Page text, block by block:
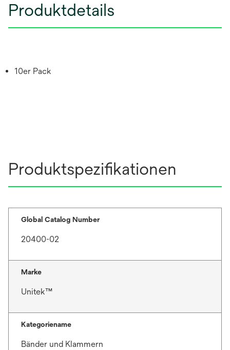
Produktdetails
10er Pack
Produktspezifikationen
Global Catalog Number
20400-02
Marke
Unitek™
Kategoriename
Bänder und Klammern